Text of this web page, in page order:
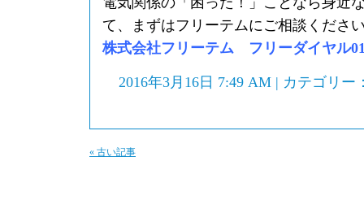
て、まずはフリーテムにご相談くださ
株式会社フリーテム フリーダイヤル
2016年3月16日 7:49 AM | カテゴリー
« 古い記事